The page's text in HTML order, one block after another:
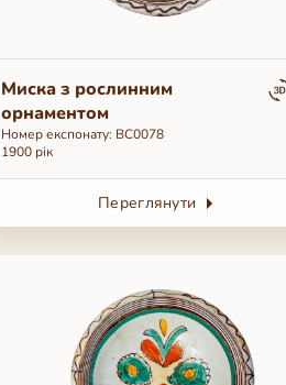
Миска з рослинним
орнаментом
Номер експонату: BC0078
1900 рік
Переглянути